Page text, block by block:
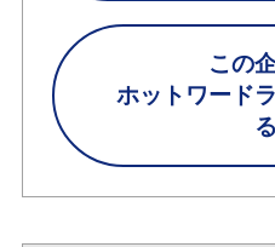
この
ホットワード
る